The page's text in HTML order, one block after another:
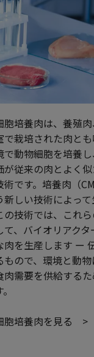
胞培養肉は、養殖
で栽培された肉と
で動物細胞を培養
が従来の肉とよく
術です。培養肉（
新しい技術によって
の技術では、これ
て、バイオリアク
肉を生産します ー
もので、環境と動
肉需要を供給する
胞培養肉を見る >